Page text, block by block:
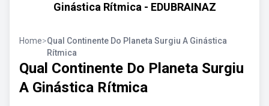
Ginástica Rítmica - EDUBRAINAZ
Home>Qual Continente Do Planeta Surgiu A Ginástica
Rítmica
Qual Continente Do Planeta Surgiu
A Ginástica Rítmica